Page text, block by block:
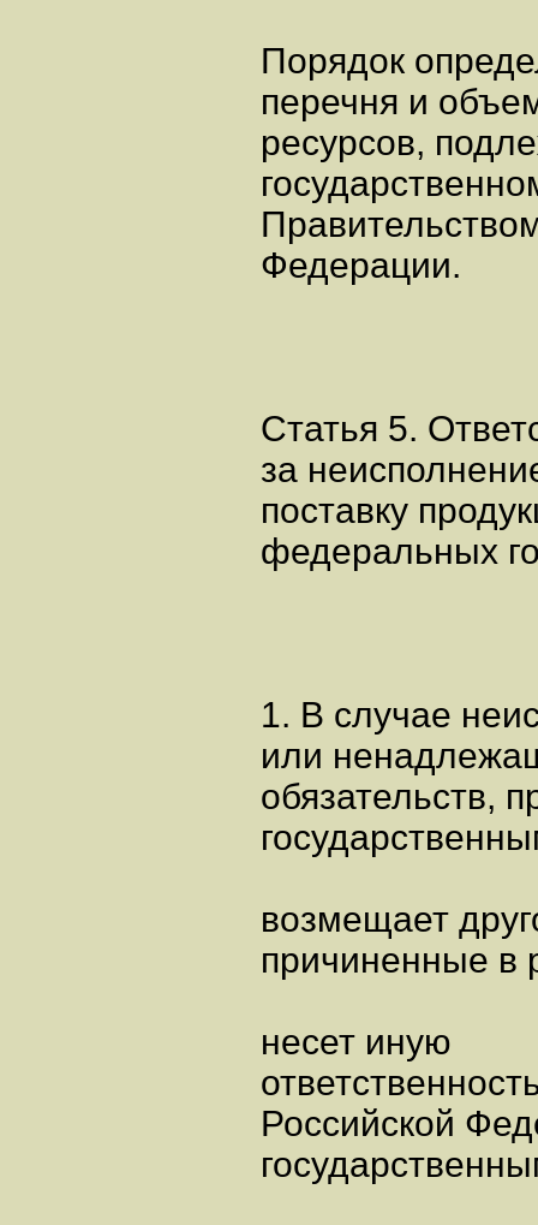
Порядок
перечня и
ресурсов,
Федерации.
Статья 5.
за
поставку
федеральных
1. В случае
или
обязательств,
возмещает
причиненные в
несет иную
Российской